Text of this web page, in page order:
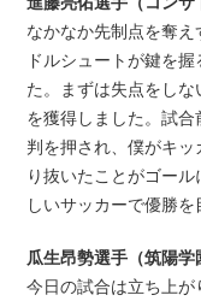
なかなか先制点を奪
ドルシュートが鍵を
た。まずは失点をし
を獲得しました。試
判を押され、僕がキ
り抜いたことがゴー
しいサッカーで優勝を
瓜生昂勢選手（筑陽学
今日の試合は立ち上